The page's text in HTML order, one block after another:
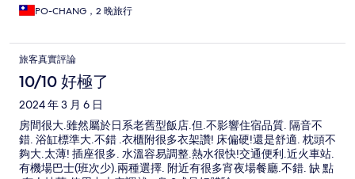
PO-CHANG，2 晚旅行
旅客真實評論
10/10 好極了
2024 年 3 月 6 日
房間很大.雖然屬於日系老舊型飯店.但.不影響住宿品質. 隔音不
錯. 浴缸標準大.不錯 .衣櫃附很多衣架讚! 床偏硬!還是舒適. 枕頭不
夠大.太薄! 插座很多. 水溫容易調整.熱水很快!交通便利.近火車站.
有機場巴士(班次少).兩種選擇. 附近有很多宵夜場餐廳.不錯. 缺 點